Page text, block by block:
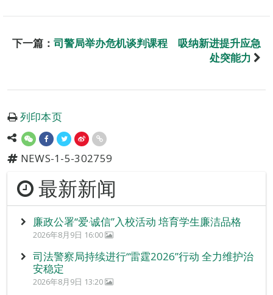
下一篇： 司警局举办危机谈判课程 吸纳新进提升应急
处突能力
列印本页
NEWS-1-5-302759
最新新闻
廉政公署“爱‧诚信”入校活动 培育学生廉洁品格
2026年8月9日 16:00
司法警察局持续进行“雷霆2026”行动 全力维护治
安稳定
2026年8月9日 13:20